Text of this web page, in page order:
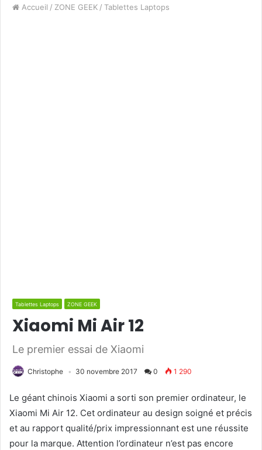
Accueil / ZONE GEEK / Tablettes Laptops
Tablettes Laptops ZONE GEEK
Xiaomi Mi Air 12
Le premier essai de Xiaomi
Christophe 30 novembre 2017 0 1 290
Le géant chinois Xiaomi a sorti son premier ordinateur, le
Xiaomi Mi Air 12. Cet ordinateur au design soigné et précis
et au rapport qualité/prix impressionnant est une réussite
pour la marque. Attention l’ordinateur n’est pas encore